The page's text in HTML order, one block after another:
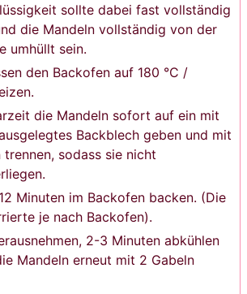
sollte dabei fast vollständig
die Mandeln vollständig von der
umhüllt sein.
den Backofen auf 180 °C /
die Mandeln sofort auf ein mit
Backblech geben und mit
trennen, sodass sie nicht
Minuten im Backofen backen. (Die
je nach Backofen).
2-3 Minuten abkühlen
Mandeln erneut mit 2 Gabeln